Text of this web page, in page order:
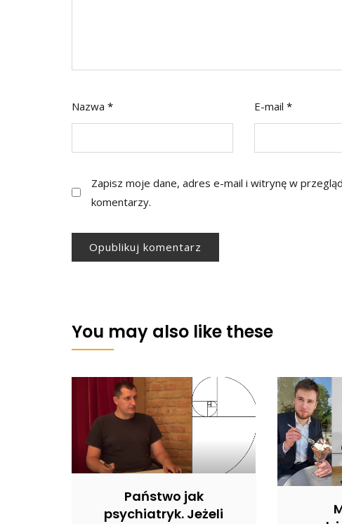
Nazwa * E-mail *
Zapisz moje dane, adres e-mail i witrynę w
komentarzy.
You may also like these
Państwo jak
psychiatryk. Jeżeli